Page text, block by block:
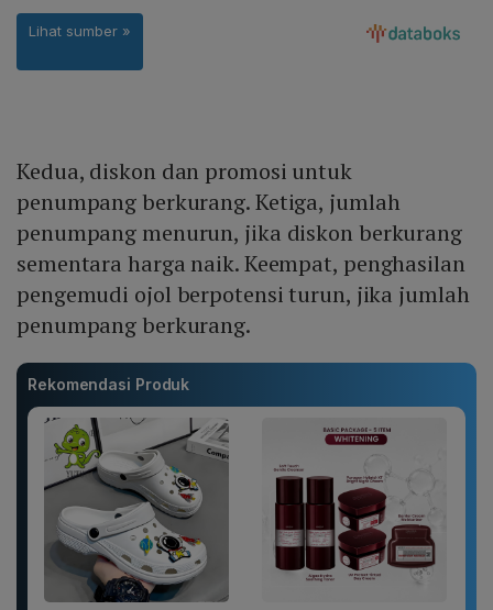
Kedua, diskon dan promosi untuk
penumpang berkurang. Ketiga, jumlah
penumpang menurun, jika diskon berkurang
sementara harga naik. Keempat, penghasilan
pengemudi ojol berpotensi turun, jika jumlah
penumpang berkurang.
Rekomendasi Produk